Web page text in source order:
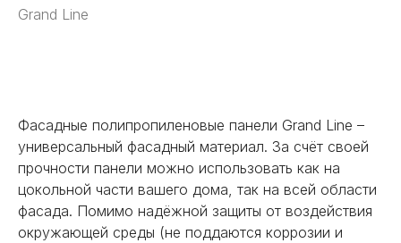
Grand Line
Фасадные полипропиленовые панели Grand Line –
универсальный фасадный материал. За счёт своей
прочности панели можно использовать как на
цокольной части вашего дома, так на всей области
фасада. Помимо надёжной защиты от воздействия
окружающей среды (не поддаются коррозии и